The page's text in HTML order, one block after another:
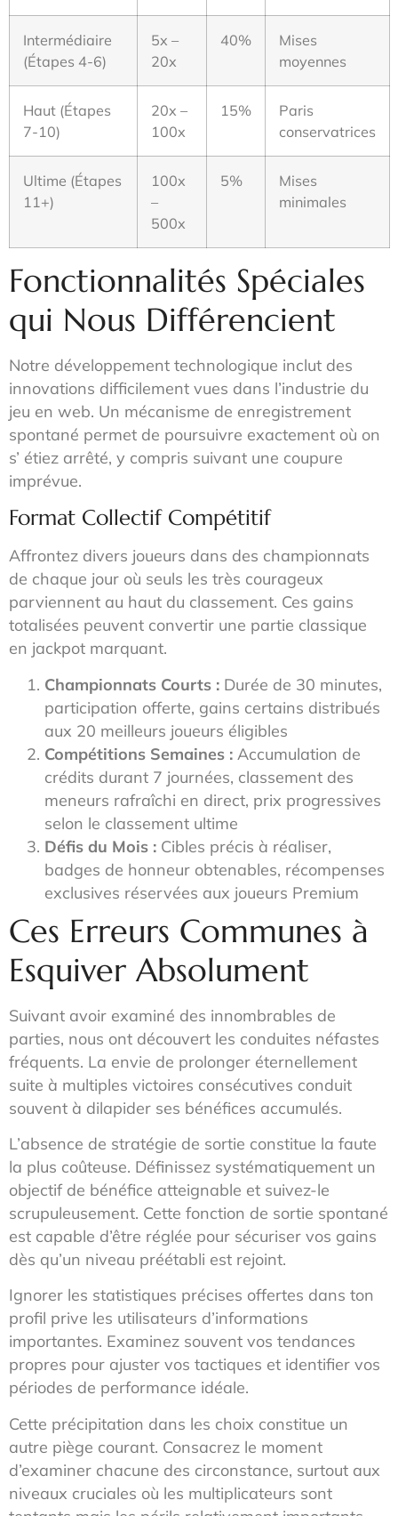
Intermédiaire
(Étapes 4-6)
5x –
20x
40%
Mises
moyennes
Haut (Étapes
7-10)
20x –
100x
15%
Paris
conservatrices
Ultime (Étapes
11+)
100x
–
500x
5%
Mises
minimales
Fonctionnalités Spéciales
qui Nous Différencient
Notre développement technologique inclut des
innovations difficilement vues dans l’industrie du
jeu en web. Un mécanisme de enregistrement
spontané permet de poursuivre exactement où on
s’ étiez arrêté, y compris suivant une coupure
imprévue.
Format Collectif Compétitif
Affrontez divers joueurs dans des championnats
de chaque jour où seuls les très courageux
parviennent au haut du classement. Ces gains
totalisées peuvent convertir une partie classique
en jackpot marquant.
Championnats Courts : Durée de 30 minutes,
participation offerte, gains certains distribués
aux 20 meilleurs joueurs éligibles
Compétitions Semaines : Accumulation de
crédits durant 7 journées, classement des
meneurs rafraîchi en direct, prix progressives
selon le classement ultime
Défis du Mois : Cibles précis à réaliser,
badges de honneur obtenables, récompenses
exclusives réservées aux joueurs Premium
Ces Erreurs Communes à
Esquiver Absolument
Suivant avoir examiné des innombrables de
parties, nous ont découvert les conduites néfastes
fréquents. La envie de prolonger éternellement
suite à multiples victoires consécutives conduit
souvent à dilapider ses bénéfices accumulés.
L’absence de stratégie de sortie constitue la faute
la plus coûteuse. Définissez systématiquement un
objectif de bénéfice atteignable et suivez-le
scrupuleusement. Cette fonction de sortie spontané
est capable d’être réglée pour sécuriser vos gains
dès qu’un niveau préétabli est rejoint.
Ignorer les statistiques précises offertes dans ton
profil prive les utilisateurs d’informations
importantes. Examinez souvent vos tendances
propres pour ajuster vos tactiques et identifier vos
périodes de performance idéale.
Cette précipitation dans les choix constitue un
autre piège courant. Consacrez le moment
d’examiner chacune des circonstance, surtout aux
niveaux cruciales où les multiplicateurs sont